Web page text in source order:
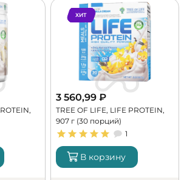
ХИТ
3 560,99 ₽
TREE OF LIFE, LIFE PROTEIN,
907 г (30 порций)
1
В корзину